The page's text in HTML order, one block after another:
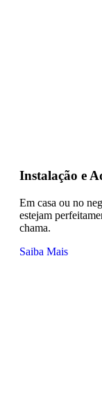
Instalação e
Em casa ou no
estejam
chama.
Saiba Mais